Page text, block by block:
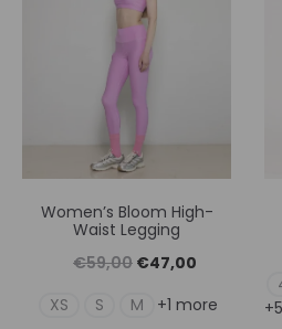
Women’s Bloom High-
Waist Legging
€59,00 Original
price
€47,00
XS S M +1 more